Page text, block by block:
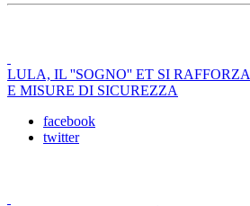
LULA, IL ''SOGNO'' ET SI
E MISURE DI SICUREZZA
facebook
twitter